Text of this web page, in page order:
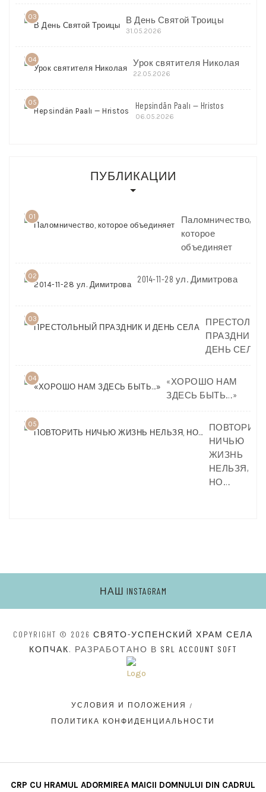
03 В День Святой Троицы
31.05.2026
04 Урок святителя Николая
22.05.2026
05 Hepsindän Paalı — Hristos
06.05.2026
ПУБЛИКАЦИИ
01
Паломничество,
которое
объединяет
02 2014-11-28 ул. Димитрова
03
ПРАЗДНИК И
ДЕНЬ СЕЛА
04
«ХОРОШО НАМ
ЗДЕСЬ БЫТЬ…»
05
ПОВТОРИТЬ
НИЧЬЮ
ЖИЗНЬ
НЕЛЬЗЯ,
НО…
НАШ INSTAGRAM
COPYRIGHT © 2026 СВЯТО-УСПЕНСКИЙ ХРАМ СЕЛА
КОПЧАК. РАЗРАБОТАНО В SRL ACCOUNT SOFT
УСЛОВИЯ И ПОЛОЖЕНИЯ
ПОЛИТИКА КОНФИДЕНЦИАЛЬНОСТИ
CRP CU HRAMUL ADORMIREA MAICII DOMNULUI DIN CADRUL